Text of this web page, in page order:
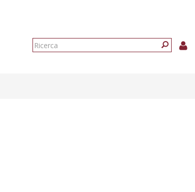
Form